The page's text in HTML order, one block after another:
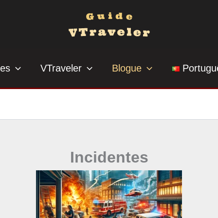
VTraveler Blogue
Incidentes